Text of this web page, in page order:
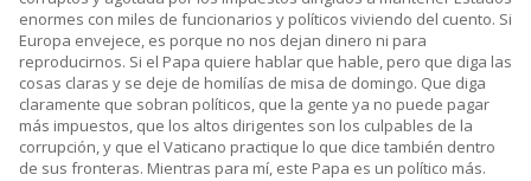
enormes con miles de funcionarios y políticos viviendo del cuento. Si
Europa envejece, es porque no nos dejan dinero ni para
reproducirnos. Si el Papa quiere hablar que hable, pero que diga las
cosas claras y se deje de homilías de misa de domingo. Que diga
claramente que sobran políticos, que la gente ya no puede pagar
más impuestos, que los altos dirigentes son los culpables de la
corrupción, y que el Vaticano practique lo que dice también dentro
de sus fronteras. Mientras para mí, este Papa es un político más.